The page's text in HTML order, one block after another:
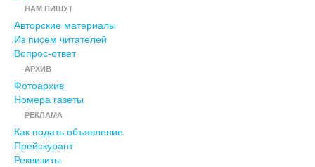
НАМ ПИШУТ
Авторские материалы
Из писем читателей
Вопрос-ответ
АРХИВ
Фотоархив
Номера газеты
РЕКЛАМА
Как подать объявление
Прейскурант
Реквизиты